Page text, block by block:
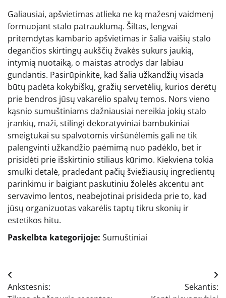
Galiausiai, apšvietimas atlieka ne ką mažesnį vaidmenį
formuojant stalo patrauklumą. Šiltas, lengvai
pritemdytas kambario apšvietimas ir šalia vaišių stalo
degančios skirtingų aukščių žvakės sukurs jaukią,
intymią nuotaiką, o maistas atrodys dar labiau
gundantis. Pasirūpinkite, kad šalia užkandžių visada
būtų padėta kokybiškų, gražių servetėlių, kurios derėtų
prie bendros jūsų vakarėlio spalvų temos. Nors vieno
kąsnio sumuštiniams dažniausiai nereikia jokių stalo
įrankių, maži, stilingi dekoratyviniai bambukiniai
smeigtukai su spalvotomis viršūnėlėmis gali ne tik
palengvinti užkandžio paėmimą nuo padėklo, bet ir
prisidėti prie išskirtinio stiliaus kūrimo. Kiekviena tokia
smulki detalė, pradedant pačių šviežiausių ingredientų
parinkimu ir baigiant paskutiniu žolelės akcentu ant
servavimo lentos, neabejotinai prisideda prie to, kad
jūsų organizuotas vakarėlis taptų tikru skonių ir
estetikos hitu.
Paskelbta kategorijoje: Sumuštiniai
Navigacija
Ankstesnis:
Sekantis: